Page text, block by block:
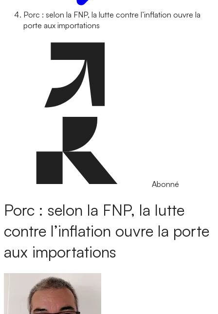
Porc : selon la FNP, la lutte contre l’inflation ouvre la
porte aux importations
Abonné
Porc : selon la FNP, la lutte
contre l’inflation ouvre la porte
aux importations